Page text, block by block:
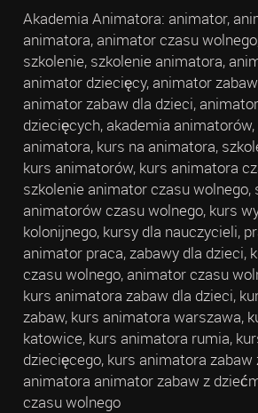
Akademia Animatora: animator,
animatora, animator czasu
szkolenie, szkolenie animatora,
animator dziecięcy, animator
animator zabaw dla dzieci,
dziecięcych, akademia
animatora, kurs na animatora,
kurs animatorów, kurs animatora
szkolenie animator czasu wolnego,
animatorów czasu wolnego, kurs
kolonijnego, kursy dla nauczycieli,
animator praca, zabawy dla dzieci,
czasu wolnego, animator czasu
kurs animatora zabaw dla dzieci,
zabaw, kurs animatora warszawa,
katowice, kurs animatora rumia,
dziecięcego, kurs animatora zabaw
animatora animator zabaw z
czasu wolnego